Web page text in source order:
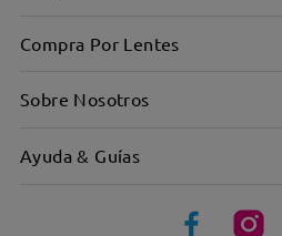
Compra Por Lentes
Sobre Nosotros
Ayuda & Guías